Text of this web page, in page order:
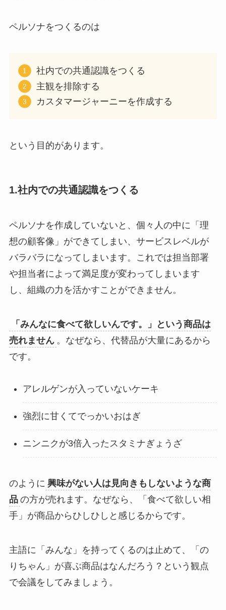
ペルソナをつくるのは
社内での共通認識をつくる
主観を排除する
カスタマージャーニーを作成する
という目的があります。
1.社内での共通認識をつくる
ペルソナを作成していないと、個々人の中に「理
想の顧客像」ができてしまい、サービスレベルが
バラバラになってしまいます。これでは担当部署
や担当者によって満足度が変わってしまいます
し、組織の力を活かすことができません。
「みんなに食べて欲しいんです。」という商品は
売れません 。なぜなら、代替品が大量にあるから
です。
アレルゲンが入っていないケーキ
強烈に甘くてでっかいおはぎ
ニンニクが3倍入ったスタミナぎょうざ
のように 興味がない人は見向きもしないような商
品 の方が売れます。なぜなら、「食べて欲しい相
手」が商品からひしひしと感じるからです。
主語に「みんな」を持ってくるのは止めて、「の
りちゃん」が喜ぶ商品はなんだろう？という観点
で会議をしてみましょう。